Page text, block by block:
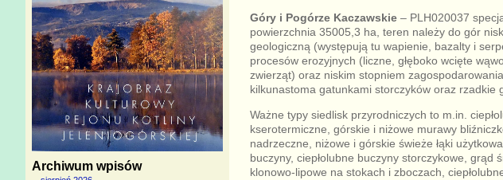
Góry i Pogórze Kaczawskie– PLH020037
powierzchnia 35005,3 ha, teren należy do gór
geologiczną (występują tu wapienie, bazalty i
procesów erozyjnych (liczne, głęboko wcięte
zwierząt) oraz niskim stopniem
kilkunastoma gatunkami storczyków oraz rzadkie
Ważne typy siedlisk przyrodniczych to m.in.
kserotermiczne, górskie i niżowe murawy
nadrzeczne, niżowe i górskie świeże łąki
buczyny, ciepłolubne buczyny storczykowe,
klonowo-lipowe na stokach i zboczach,
Archiwum wpisów